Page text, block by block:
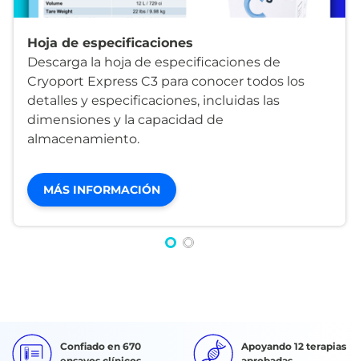
Hoja de especificaciones
Descarga la hoja de especificaciones de
Cryoport Express C3 para conocer todos los
detalles y especificaciones, incluidas las
dimensiones y la capacidad de
almacenamiento.
MÁS INFORMACIÓN
Confiado en 670
Apoyando 12 terapias